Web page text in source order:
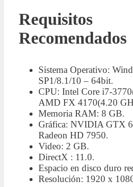
Requisitos
Recomendados
Sistema Operativo:
SP1/8.1/10 – 64bit.
CPU: Intel Core i7-
AMD FX 4170(4.20
Memoria RAM: 8 GB.
Gráfica: NVIDIA GTX
Radeon HD 7950.
Video: 2 GB.
DirectX : 11.0.
Espacio en disco duro
Resolución: 1920 x